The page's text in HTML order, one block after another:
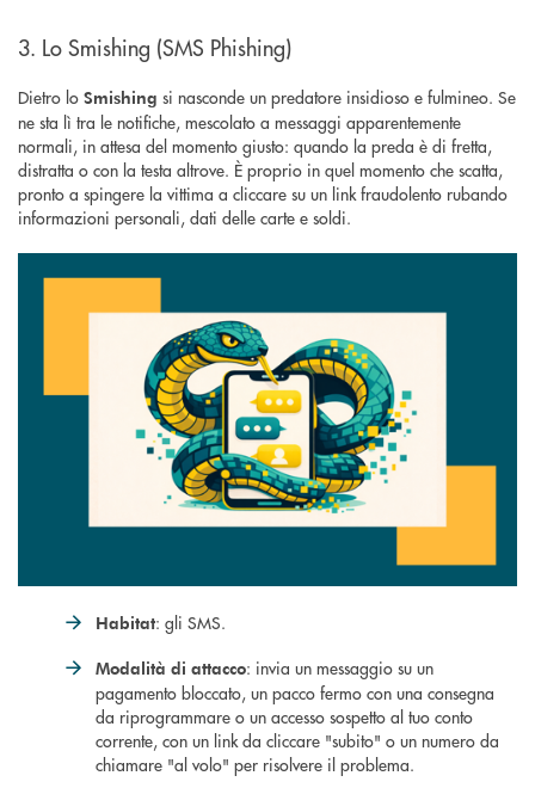
3. Lo Smishing (SMS Phishing)
Dietro lo Smishing si nasconde un predatore insidioso e fulmineo. Se
ne sta lì tra le notifiche, mescolato a messaggi apparentemente
normali, in attesa del momento giusto: quando la preda è di fretta,
distratta o con la testa altrove. È proprio in quel momento che scatta,
pronto a spingere la vittima a cliccare su un link fraudolento rubando
informazioni personali, dati delle carte e soldi.
Habitat: gli SMS.
Modalità di attacco: invia un messaggio su un
pagamento bloccato, un pacco fermo con una consegna
da riprogrammare o un accesso sospetto al tuo conto
corrente, con un link da cliccare "subito" o un numero da
chiamare "al volo" per risolvere il problema.